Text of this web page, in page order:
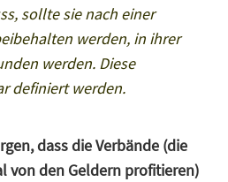
sollte sie nach einer
werden, in ihrer
werden. Diese
definiert werden.
dass die Verbände (die
den Geldern profitieren)